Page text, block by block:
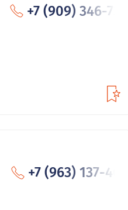
+7 (909) 346-73
+7 (963) 137-46